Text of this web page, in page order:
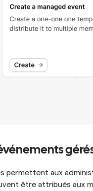
permettent aux
être attribués aux